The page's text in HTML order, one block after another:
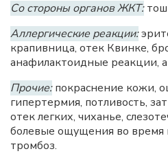
Со стороны органов ЖКТ:
Аллергические реакции:
крапивница, отек Квинке,
анафилактоидные реакции,
Прочие:покраснение кожи,
гипертермия, потливость,
отек легких, чиханье,
болевые ощущения во время
тромбоз.